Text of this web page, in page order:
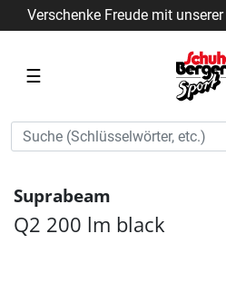
Verschenke Freude mit unserer
☰
Suprabeam
Q2 200 lm black